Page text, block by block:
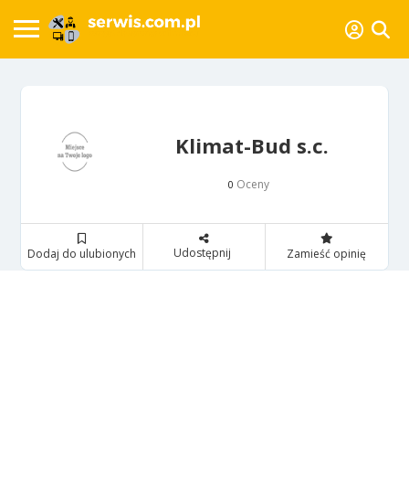
Klimat-Bud s.c.
0 Oceny
Dodaj do ulubionych Udostępnij Zamieść opinię